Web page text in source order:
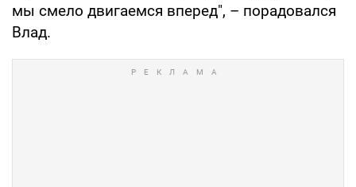
мы смело двигаемся вперед", – порадовался
Влад.